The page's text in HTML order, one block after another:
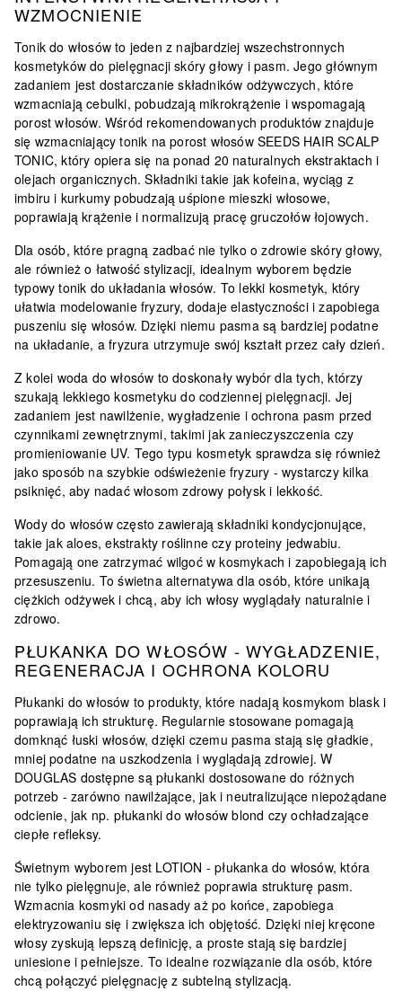
WZMOCNIENIE
Tonik do włosów to jeden z najbardziej wszechstronnych
kosmetyków do pielęgnacji skóry głowy i pasm. Jego głównym
zadaniem jest dostarczanie składników odżywczych, które
wzmacniają cebulki, pobudzają mikrokrążenie i wspomagają
porost włosów. Wśród rekomendowanych produktów znajduje
się wzmacniający tonik na porost włosów SEEDS HAIR SCALP
TONIC, który opiera się na ponad 20 naturalnych ekstraktach i
olejach organicznych. Składniki takie jakkofeina, wyciąg z
imbiru i kurkumy pobudzają uśpione mieszki włosowe,
poprawiają krążenie i normalizują pracę gruczołów łojowych.
Dla osób, które pragną zadbać nie tylko o zdrowie skóry głowy,
ale również o łatwość stylizacji, idealnym wyborem będzie
typowytonik do układania włosów. To lekki kosmetyk, który
ułatwia modelowanie fryzury, dodaje elastyczności i zapobiega
puszeniu się włosów. Dzięki niemu pasma są bardziej podatne
na układanie, a fryzura utrzymuje swój kształt przez cały dzień.
Z kolei woda do włosów to doskonały wybór dla tych, którzy
szukają lekkiego kosmetyku do codziennej pielęgnacji. Jej
zadaniem jest nawilżenie, wygładzenie i ochrona pasm przed
czynnikami zewnętrznymi, takimi jak zanieczyszczenia czy
promieniowanie UV. Tego typu kosmetyk sprawdza się również
jako sposób na szybkie odświeżenie fryzury - wystarczy kilka
psiknięć, aby nadać włosom zdrowy połysk i lekkość.
Wody do włosów często zawierają składniki kondycjonujące,
takie jakaloes, ekstrakty roślinne czy proteiny jedwabiu.
Pomagają one zatrzymać wilgoć w kosmykach i zapobiegają ich
przesuszeniu. To świetna alternatywa dla osób, które unikają
ciężkich odżywek i chcą, aby ich włosy wyglądały naturalnie i
zdrowo.
PŁUKANKA DO WŁOSÓW - WYGŁADZENIE,
REGENERACJA I OCHRONA KOLORU
Płukanki do włosów to produkty, które nadają kosmykom blask i
poprawiają ich strukturę. Regularnie stosowane pomagają
domknąć łuski włosów, dzięki czemu pasma stają się gładkie,
mniej podatne na uszkodzenia i wyglądają zdrowiej. W
DOUGLAS dostępne są płukanki dostosowane do różnych
potrzeb - zarówno nawilżające, jak i neutralizujące niepożądane
odcienie, jak np. płukanki do włosów blond czy ochładzające
ciepłe refleksy.
Świetnym wyborem jest LOTION -płukanka do włosów, która
nie tylko pielęgnuje, ale również poprawia strukturę pasm.
Wzmacnia kosmyki od nasady aż po końce, zapobiega
elektryzowaniu się i zwiększa ich objętość. Dzięki niej kręcone
włosy zyskują lepszą definicję, a proste stają się bardziej
uniesione i pełniejsze. To idealne rozwiązanie dla osób, które
chcą połączyć pielęgnację z subtelną stylizacją.